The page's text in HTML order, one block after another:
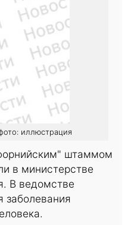
иллюстрация
штаммом
в министерстве
В ведомстве
заболевания